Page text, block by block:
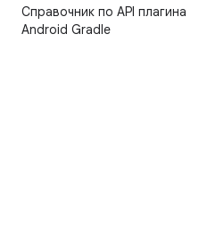
Справочник по API плагина
Android Gradle